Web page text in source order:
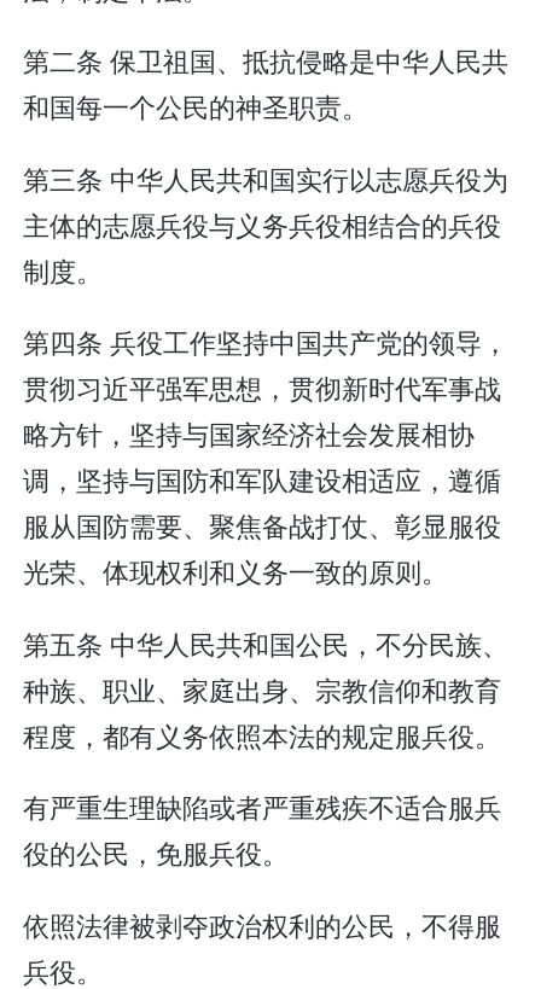
第二条 保卫祖国、抵抗侵略是中华人民共
和国每一个公民的神圣职责。
第三条 中华人民共和国实行以志愿兵役为
主体的志愿兵役与义务兵役相结合的兵役
制度。
第四条 兵役工作坚持中国共产党的领导，
贯彻习近平强军思想，贯彻新时代军事战
略方针，坚持与国家经济社会发展相协
调，坚持与国防和军队建设相适应，遵循
服从国防需要、聚焦备战打仗、彰显服役
光荣、体现权利和义务一致的原则。
第五条 中华人民共和国公民，不分民族、
种族、职业、家庭出身、宗教信仰和教育
程度，都有义务依照本法的规定服兵役。
有严重生理缺陷或者严重残疾不适合服兵
役的公民，免服兵役。
依照法律被剥夺政治权利的公民，不得服
兵役。